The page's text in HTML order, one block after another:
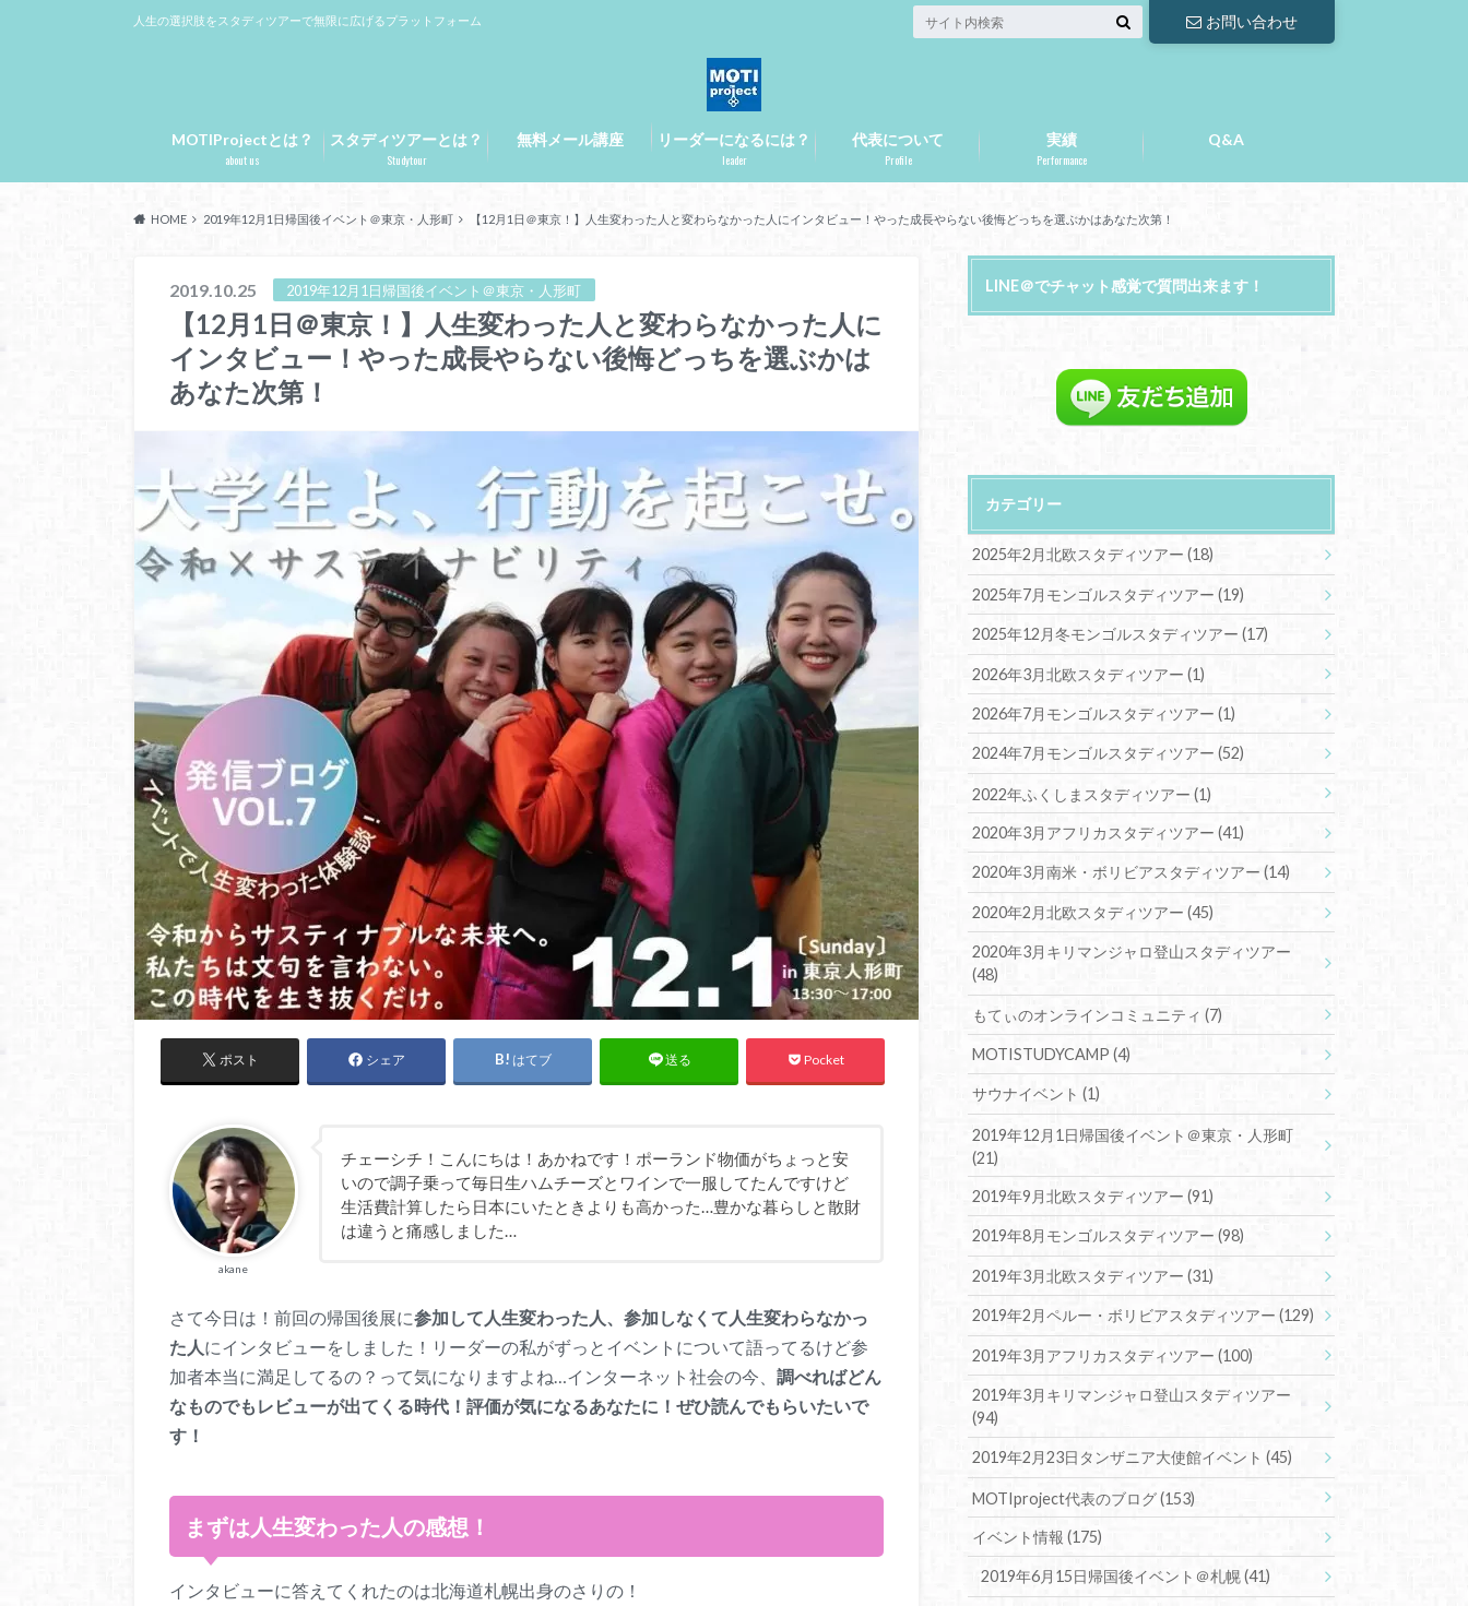
人生の選択肢をスタディツアーで無限に広げるプラットフォーム お問い合わせ
MOTIProjectとは？
about us
スタディツアーとは？
Studytour
無料メール講座 リーダーになるには？
leader
代表について
Profile
実績
Performance
Q&A
HOME 2019年12月1日帰国後イベント＠東京・人形町 【12月1日＠東京！】人生変わった人と変わらなかった人にインタビュー！やった成長やらない後悔どっちを選ぶかはあなた次第！
2019.10.25 2019年12月1日帰国後イベント＠東京・人形町
【12月1日＠東京！】人生変わった人と変わらなかった人に
インタビュー！やった成長やらない後悔どっちを選ぶかは
あなた次第！
ポスト シェア はてブ 送る Pocket
akane
チェーシチ！こんにちは！あかねです！ポーランド物価がちょっと安
いので調子乗って毎日生ハムチーズとワインで一服してたんですけど
生活費計算したら日本にいたときよりも高かった…豊かな暮らしと散財
は違うと痛感しました…
さて今日は！前回の帰国後展に参加して人生変わった人、参加しなくて人生変わらなかっ
た人 にインタビューをしました！リーダーの私がずっとイベントについて語ってるけど参
加者本当に満足してるの？って気になりますよね…インターネット社会の今、 調べればどん
なものでもレビューが出てくる時代！評価が気になるあなたに！ぜひ読んでもらいたいで
す！
まずは人生変わった人の感想！
インタビューに答えてくれたのは北海道札幌出身のさりの！
LINE＠でチャット感覚で質問出来ます！
カテゴリー
2025年2月北欧スタディツアー(18)
2025年7月モンゴルスタディツアー(19)
2025年12月冬モンゴルスタディツアー(17)
2026年3月北欧スタディツアー(1)
2026年7月モンゴルスタディツアー(1)
2024年7月モンゴルスタディツアー(52)
2022年ふくしまスタディツアー(1)
2020年3月アフリカスタディツアー(41)
2020年3月南米・ボリビアスタディツアー(14)
2020年2月北欧スタディツアー(45)
2020年3月キリマンジャロ登山スタディツアー
(48)
もてぃのオンラインコミュニティ(7)
MOTISTUDYCAMP(4)
サウナイベント(1)
2019年12月1日帰国後イベント＠東京・人形町
(21)
2019年9月北欧スタディツアー(91)
2019年8月モンゴルスタディツアー(98)
2019年3月北欧スタディツアー(31)
2019年2月ペルー・ボリビアスタディツアー(129)
2019年3月アフリカスタディツアー(100)
2019年3月キリマンジャロ登山スタディツアー
(94)
2019年2月23日タンザニア大使館イベント(45)
MOTIproject代表のブログ(153)
イベント情報(175)
2019年6月15日帰国後イベント＠札幌(41)